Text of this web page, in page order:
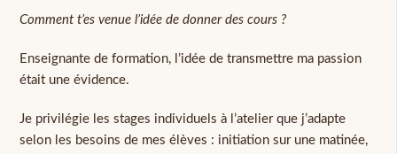
Comment t’es venue l’idée de donner des cours ?
Enseignante de formation, l’idée de transmettre ma passion
était une évidence.
Je privilégie les stages individuels à l’atelier que j’adapte
selon les besoins de mes élèves : initiation sur une matinée,